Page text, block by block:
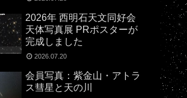
2026年 西明石天文同好会
天体写真展 PRポスターが
完成しました
2026.07.20
会員写真：紫金山・アトラ
ス彗星と天の川